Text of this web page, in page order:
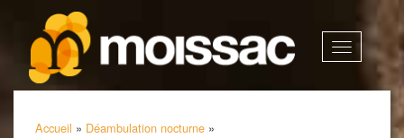
Afficher
Accueil » Déambulation nocturne »